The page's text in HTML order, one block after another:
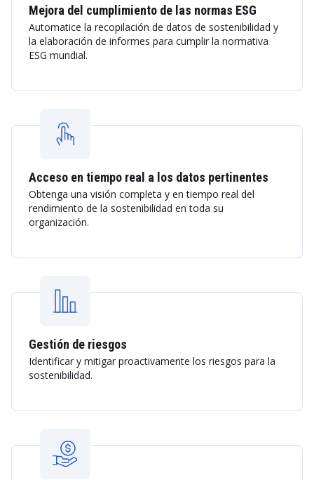
Mejora del cumplimiento de las normas ESG
Automatice la recopilación de datos de sostenibilidad y
la elaboración de informes para cumplir la normativa
ESG mundial.
Acceso en tiempo real a los datos pertinentes
Obtenga una visión completa y en tiempo real del
rendimiento de la sostenibilidad en toda su
organización.
Gestión de riesgos
Identificar y mitigar proactivamente los riesgos para la
sostenibilidad.